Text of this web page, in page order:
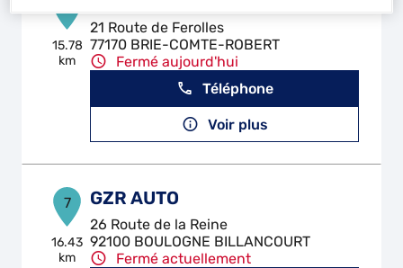
15.78
km
21 Route de Ferolles
77170 BRIE-COMTE-ROBERT
Fermé aujourd'hui
Téléphone
Voir plus
7
16.43
km
GZR AUTO
26 Route de la Reine
92100 BOULOGNE BILLANCOURT
Fermé actuellement